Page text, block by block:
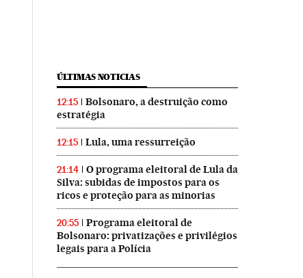
ÚLTIMAS NOTICIAS
12:15
Bolsonaro, a destruição como
estratégia
12:15 Lula, uma ressurreição
21:14
O programa eleitoral de Lula da
Silva: subidas de impostos para os
ricos e proteção para as minorias
20:55
Programa eleitoral de
Bolsonaro: privatizações e privilégios
legais para a Polícia